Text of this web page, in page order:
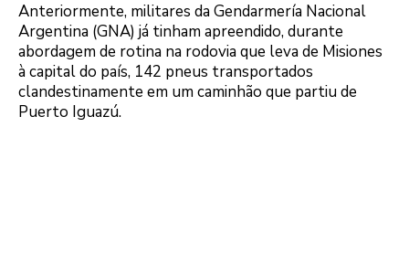
Anteriormente, militares da Gendarmería Nacional
Argentina (GNA) já tinham apreendido, durante
abordagem de rotina na rodovia que leva de Misiones
à capital do país, 142 pneus transportados
clandestinamente em um caminhão que partiu de
Puerto Iguazú.